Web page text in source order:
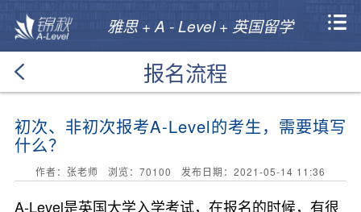
雅思 + A - Level + 英国留学
报名流程
初次、非初次报考A-Level的考生，需要填写
什么？
作者：张老师 浏览： 70100 发布日期：2021-05-14 11:36
A-Level是英国大学入学考试，在报名的时候，有很